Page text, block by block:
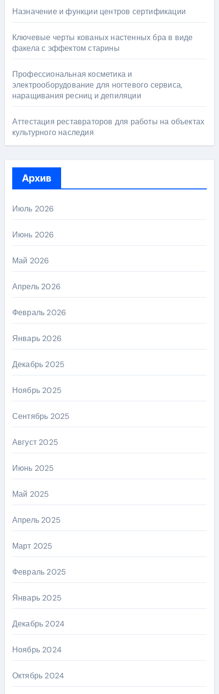
Назначение и функции центров сертификации
Ключевые черты кованых настенных бра в виде
факела с эффектом старины
Профессиональная косметика и
электрооборудование для ногтевого сервиса,
наращивания ресниц и депиляции
Аттестация реставраторов для работы на объектах
культурного наследия
Архив
Июль 2026
Июнь 2026
Май 2026
Апрель 2026
Февраль 2026
Январь 2026
Декабрь 2025
Ноябрь 2025
Сентябрь 2025
Август 2025
Июнь 2025
Май 2025
Апрель 2025
Март 2025
Февраль 2025
Январь 2025
Декабрь 2024
Ноябрь 2024
Октябрь 2024